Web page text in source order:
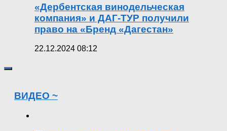
«Дербентская винодельческая
компания» и ДАГ-ТУР получили
право на «Бренд «Дагестан»
22.12.2024 08:12
ВИДЕО ~